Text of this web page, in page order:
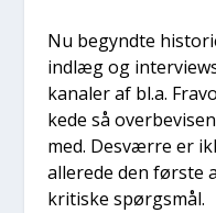
Nu begynd­te
ind­læg og
kana­ler af bl.a.
ke­de så
med. Desvær­re er
alle­re­de den før­ste
kri­ti­ske spørgs­mål.